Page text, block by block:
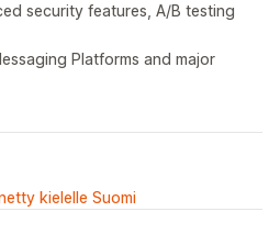
security features, A/B testing
Platforms and major
kielelle Suomi